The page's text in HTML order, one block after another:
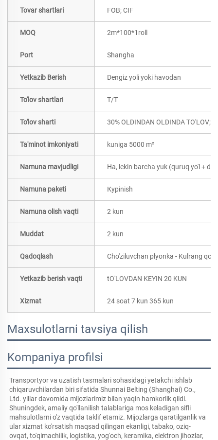
Tovar shartlari FOB; CIF
MOQ 2m*100*1roll
Port Shangha
Yetkazib Berish Dengiz yoli yoki havodan
To'lov shartlari T/T
To'lov sharti 30% OLDINDAN OLDINDA TO'LOV;
Ta'minot imkoniyati kuniga 5000 m²
Namuna mavjudligi Ha, lekin barcha yuk (quruq yo'l +
Namuna paketi Курinish
Namuna olish vaqti 2 kun
Muddat 2 kun
Qadoqlash Cho'ziluvchan plyonka - Kulrang
Yetkazib berish vaqti tO'LOVDAN KEYIN 20 KUN
Xizmat 24 soat 7 kun 365 kun
Maxsulotlarni tavsiya qilish
Kompaniya profilsi
Transportyor va uzatish tasmalari sohasidagi yetakchi ishlab
chiqaruvchilardan biri sifatida Shunnai Belting (Shanghai) Co.,
Ltd. yillar davomida mijozlarimiz bilan yaqin hamkorlik qildi.
Shuningdek, amaliy qo'llanilish talablariga mos keladigan sifli
mahsulotlarni o'z vaqtida taklif etamiz. Mijozlarga qaratilganlik va
ular xizmat ko'rsatish maqsad qilingan ekanligi, tabako, oziq-
ovqat, to'qimachilik, logistika, yog'och, keramika, elektron jihozlar,